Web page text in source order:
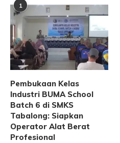
1
Pembukaan Kelas
Industri BUMA School
Batch 6 di SMKS
Tabalong: Siapkan
Operator Alat Berat
Profesional